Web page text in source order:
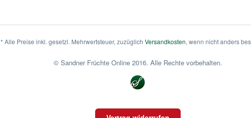
* Alle Preise inkl. gesetzl. Mehrwertsteuer, zuzüglich Versandkosten, wenn nicht anders
© Sandner Früchte Online 2016. Alle Rechte vorbehalten.